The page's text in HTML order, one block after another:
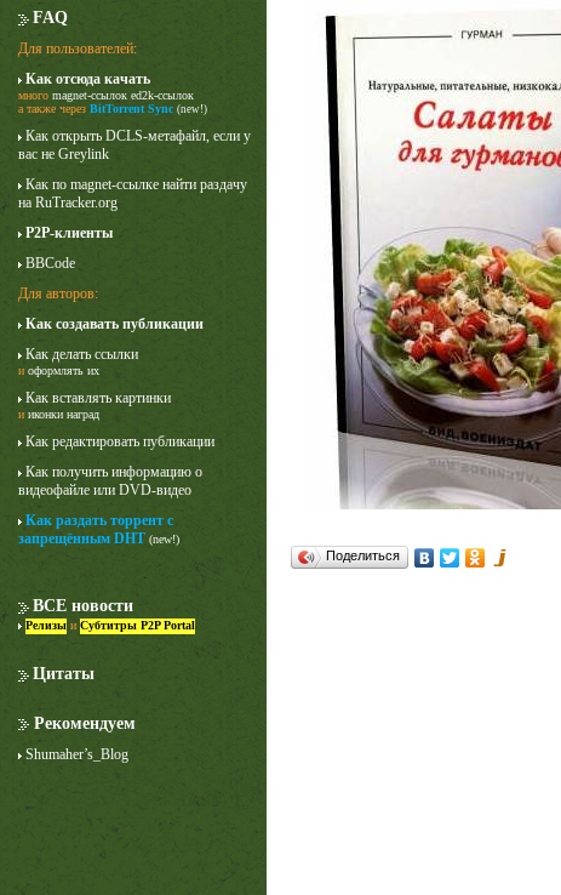
FAQ
Для пользователей:
Как отсюда качать
много magnet-ссылок ed2k-ссылок
а также через BitTorrent Sync (new!)
Как открыть DCLS-метафайл, если у
вас не Greylink
Как по magnet-ссылке найти раздачу
на RuTracker.org
P2P-клиенты
BBCode
Для авторов:
Как создавать публикации
Как делать ссылки
и оформлять их
Как вставлять картинки
и иконки наград
Как редактировать публикации
Как получить информацию о
видеофайле или DVD-видео
Как раздать торрент с
запрещённым DHT (new!)
ВСЕ новости
Релизы и Субтитры P2P Portal
Цитаты
Рекомендуем
Shumaher’s_Blog
Лучше звоните Солу
1 сезон
Поделиться